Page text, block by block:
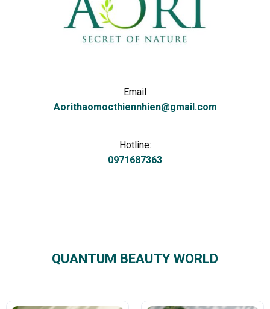
Email
Aorithaomocthiennhien@gmail.com
Hotline:
0971687363
QUANTUM BEAUTY WORLD